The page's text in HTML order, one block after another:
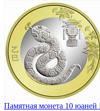
Памятная монета 10 юаней